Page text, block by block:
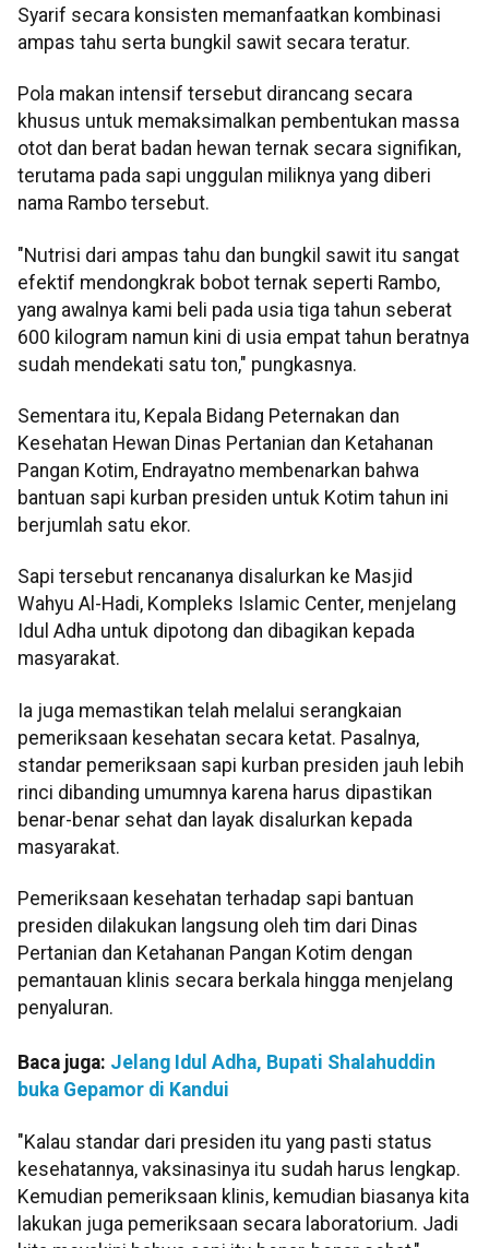
Syarif secara konsisten memanfaatkan kombinasi
ampas tahu serta bungkil sawit secara teratur.
Pola makan intensif tersebut dirancang secara
khusus untuk memaksimalkan pembentukan massa
otot dan berat badan hewan ternak secara signifikan,
terutama pada sapi unggulan miliknya yang diberi
nama Rambo tersebut.
"Nutrisi dari ampas tahu dan bungkil sawit itu sangat
efektif mendongkrak bobot ternak seperti Rambo,
yang awalnya kami beli pada usia tiga tahun seberat
600 kilogram namun kini di usia empat tahun beratnya
sudah mendekati satu ton," pungkasnya.
Sementara itu, Kepala Bidang Peternakan dan
Kesehatan Hewan Dinas Pertanian dan Ketahanan
Pangan Kotim, Endrayatno membenarkan bahwa
bantuan sapi kurban presiden untuk Kotim tahun ini
berjumlah satu ekor.
Sapi tersebut rencananya disalurkan ke Masjid
Wahyu Al-Hadi, Kompleks Islamic Center, menjelang
Idul Adha untuk dipotong dan dibagikan kepada
masyarakat.
Ia juga memastikan telah melalui serangkaian
pemeriksaan kesehatan secara ketat. Pasalnya,
standar pemeriksaan sapi kurban presiden jauh lebih
rinci dibanding umumnya karena harus dipastikan
benar-benar sehat dan layak disalurkan kepada
masyarakat.
Pemeriksaan kesehatan terhadap sapi bantuan
presiden dilakukan langsung oleh tim dari Dinas
Pertanian dan Ketahanan Pangan Kotim dengan
pemantauan klinis secara berkala hingga menjelang
penyaluran.
Baca juga: Jelang Idul Adha, Bupati Shalahuddin
buka Gepamor di Kandui
"Kalau standar dari presiden itu yang pasti status
kesehatannya, vaksinasinya itu sudah harus lengkap.
Kemudian pemeriksaan klinis, kemudian biasanya kita
lakukan juga pemeriksaan secara laboratorium. Jadi